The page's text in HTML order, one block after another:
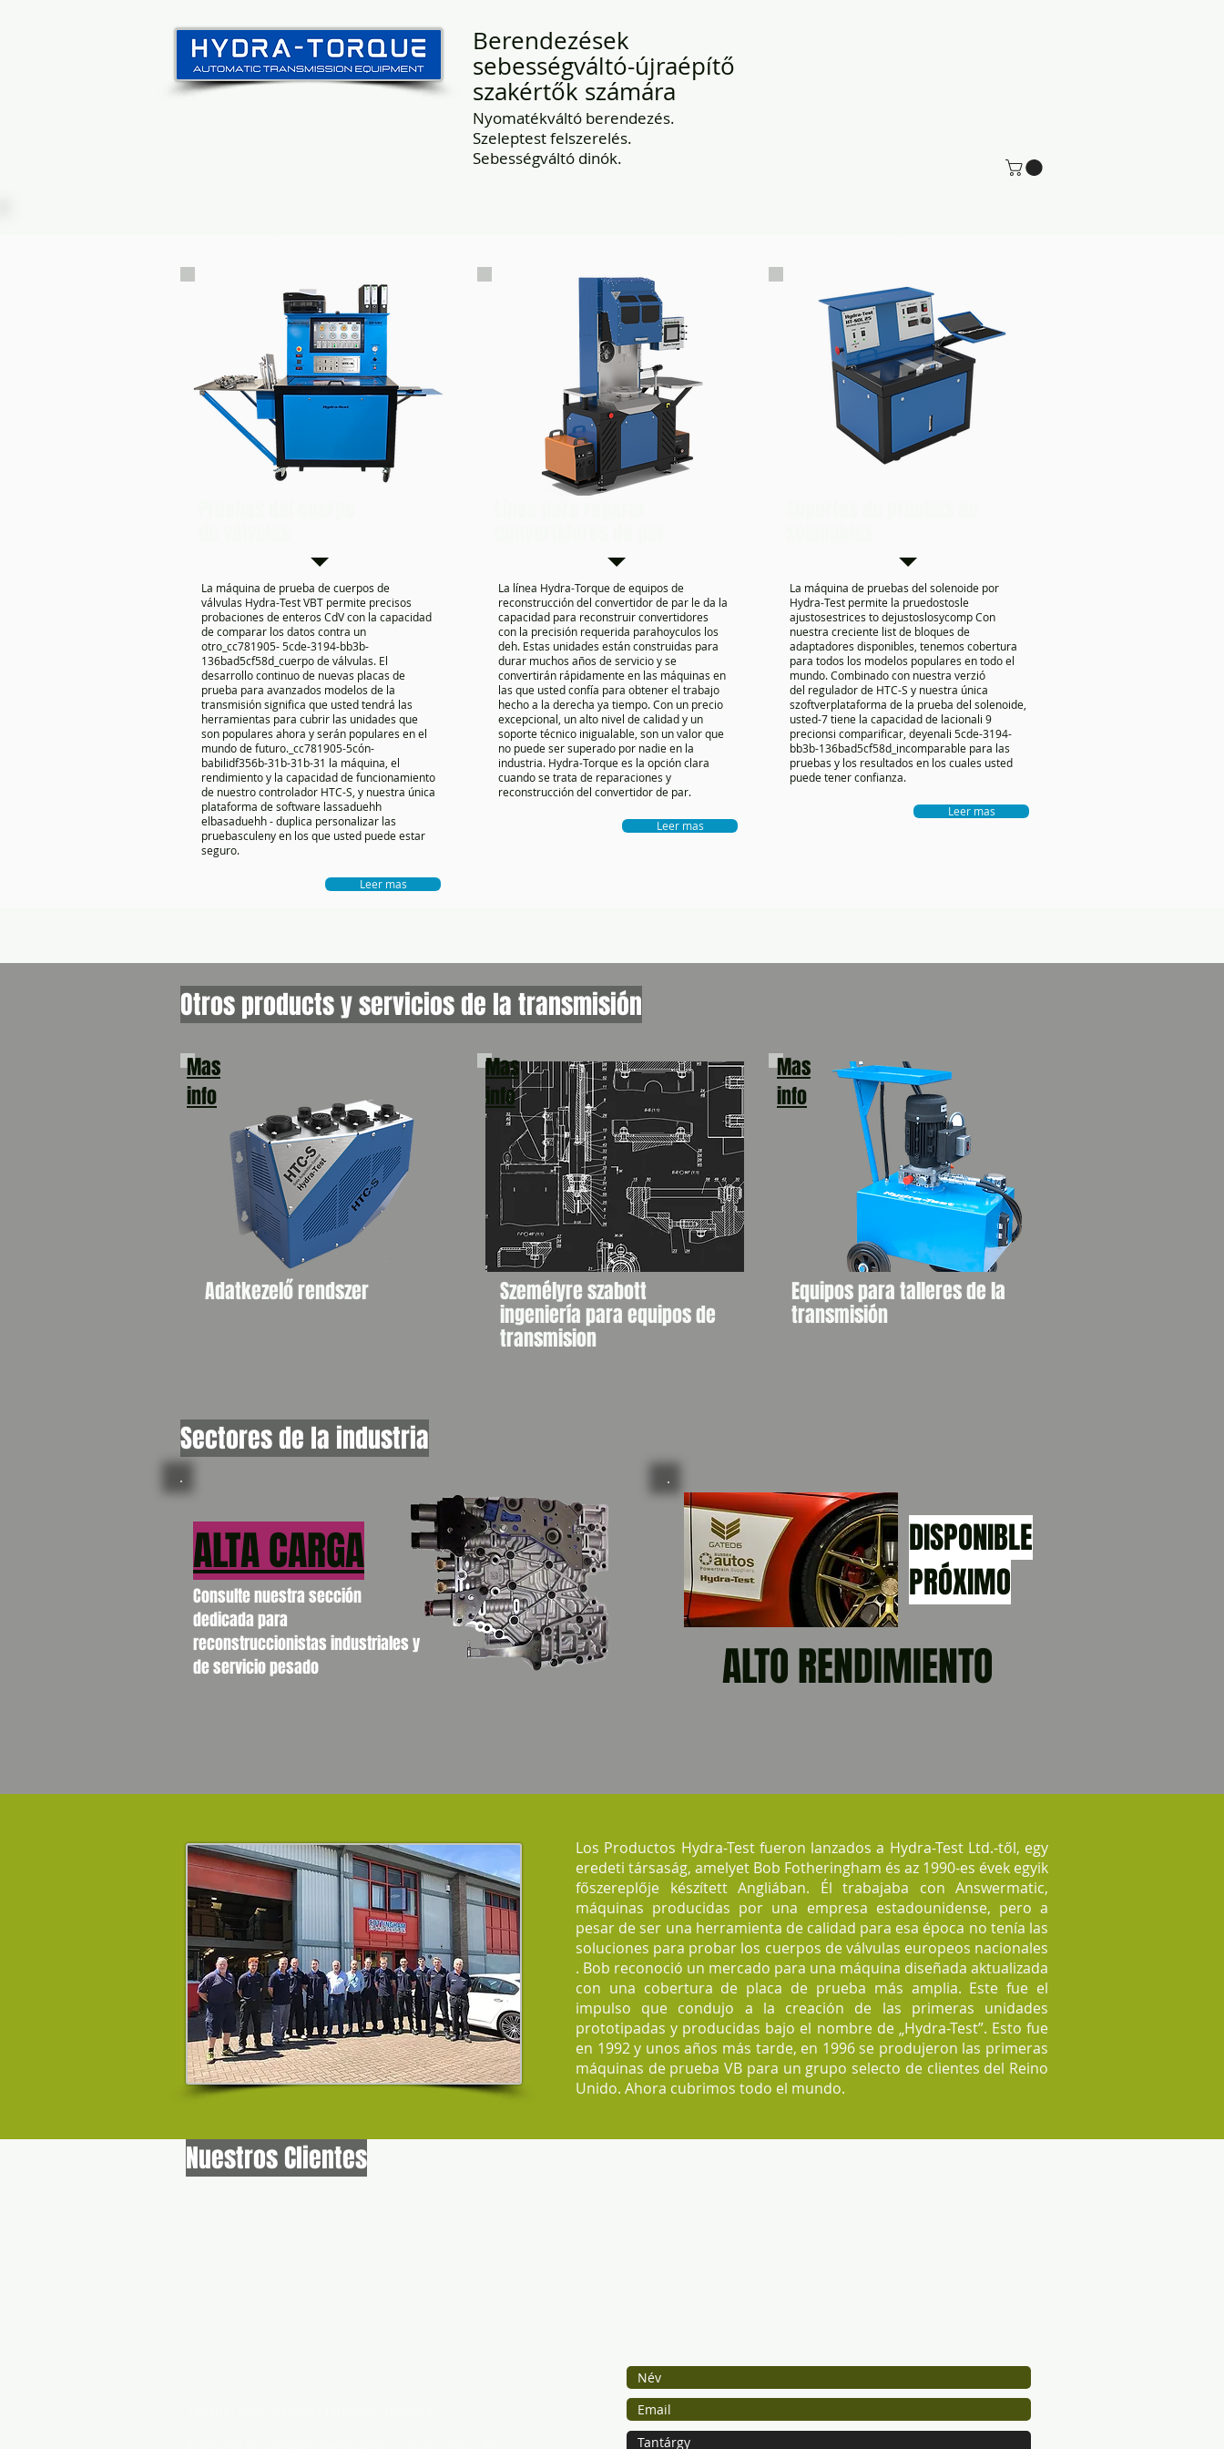
Berendezések
sebességváltó-újraépítő
szakértők számára
Nyomatékváltó berendezés.
Szeleptest felszerelés.
Sebességváltó dinók.
La máquina de prueba de cuerpos de
válvulas Hydra-Test VBT permite precisos
probaciones de enteros CdV con la capacidad
de comparar los datos contra un
otro_cc781905- 5cde-3194-bb3b-
136bad5cf58d_cuerpo de válvulas. El
desarrollo continuo de nuevas placas de
prueba para avanzados modelos de la
transmisión significa que usted tendrá las
herramientas para cubrir las unidades que
son populares ahora y serán populares en el
mundo de futuro._cc781905-5cón-
babilidf356b-31b-31b-31 la máquina, el
rendimiento y la capacidad de funcionamiento
de nuestro controlador HTC-S, y nuestra única
plataforma de software lassaduehh
elbasaduehh - duplica personalizar las
pruebasculeny en los que usted puede estar
seguro.
Leer mas
La línea Hydra-Torque de equipos de
reconstrucción del convertidor de par le da la
capacidad para reconstruir convertidores
con la precisión requerida parahoyculos los
deh. Estas unidades están construidas para
durar muchos años de servicio y se
convertirán rápidamente en las máquinas en
las que usted confía para obtener el trabajo
hecho a la derecha ya tiempo. Con un precio
excepcional, un alto nivel de calidad y un
soporte técnico inigualable, son un valor que
no puede ser superado por nadie en la
industria. Hydra-Torque es la opción clara
cuando se trata de reparaciones y
reconstrucción del convertidor de par.
Leer mas
La máquina de pruebas del solenoide por
Hydra-Test permite la pruedostosle
ajustosestrices to dejustoslosycomp Con
nuestra creciente list de bloques de
adaptadores disponibles, tenemos cobertura
para todos los modelos populares en todo el
mundo. Combinado con nuestra verzió
del regulador de HTC-S y nuestra única
szoftverplataforma de la prueba del solenoide,
usted-7 tiene la capacidad de lacionali 9
precionsi comparificar, deyenali 5cde-3194-
bb3b-136bad5cf58d_incomparable para las
pruebas y los resultados en los cuales usted
puede tener confianza.
Leer mas
Otros products y servicios de la transmisión
Adatkezelő rendszer
Mas
info
Személyre szabott
ingeniería para equipos de
transmision
Mas
info
Equipos para talleres de la
transmisión
Mas
info
Sectores de la industria
ALTA CARGA
Consulte nuestra sección
dedicada para
reconstruccionistas industriales y
de servicio pesado
DISPONIBLE
PRÓXIMO
ALTO RENDIMIENTO
Los Productos Hydra-Test fueron lanzados a Hydra-Test Ltd.-től, egy
eredeti társaság, amelyet Bob Fotheringham és az 1990-es évek egyik
főszereplője készített Angliában. Él trabajaba con Answermatic,
máquinas producidas por una empresa estadounidense, pero a
pesar de ser una herramienta de calidad para esa época no tenía las
soluciones para probar los cuerpos de válvulas europeos nacionales
. Bob reconoció un mercado para una máquina diseñada aktualizada
con una cobertura de placa de prueba más amplia. Este fue el
impulso que condujo a la creación de las primeras unidades
prototipadas y producidas bajo el nombre de „Hydra-Test”. Esto fue
en 1992 y unos años más tarde, en 1996 se produjeron las primeras
máquinas de prueba VB para un grupo selecto de clientes del Reino
Unido. Ahora cubrimos todo el mundo.
Nuestros Clientes